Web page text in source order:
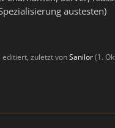
austesten)
editiert, zuletzt vonSanilor(1.